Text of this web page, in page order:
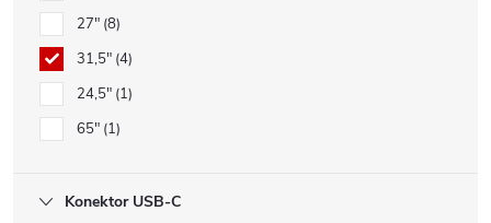
27" 8
31,5" 4
24,5" 1
65" 1
Konektor USB-C